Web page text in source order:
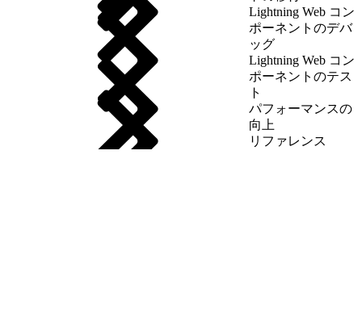
Lightning Web コン
ポーネントのデバ
ッグ
Lightning Web コン
ポーネントのテス
ト
パフォーマンスの
向上
リファレンス